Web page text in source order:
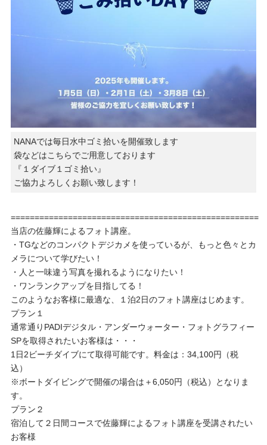
NANAでは毎日水中ゴミ拾いを開催致します
袋などはこちらでご用意しております
『１ダイブ１ゴミ拾い』
ご協力よろしくお願い致します！
====================================================
当店の佐藤輝によるフォト講座。
・TGなどのコンパクトデジカメを使っているが、もっと色々とカ
メラについて学びたい！
・人と一味違う写真を撮れるようになりたい！
・ワンランクアップを目指してる！
このようなお客様に最適な、１泊2日のフォト講座はじめます。
プラン１
通常通りPADIデジタル・アンダーウォーター・フォトグラフィー
SPを取得されたいお客様は・・・
1日2ビーチダイブにて取得可能です。料金は：34,100円（税
込）
※ボートダイビングで開催の場合は＋6,050円（税込）となりま
す。
プラン２
宿泊して２日間コースで佐藤輝によるフォト講座を受講されたい
お客様